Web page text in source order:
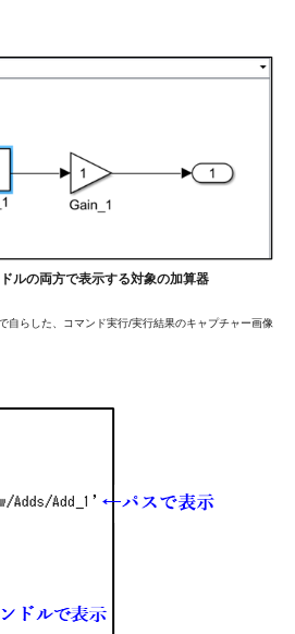
ルの両方で表示する対象の加算器
自らした、コマンド実行/実行結果のキャプチャー画像